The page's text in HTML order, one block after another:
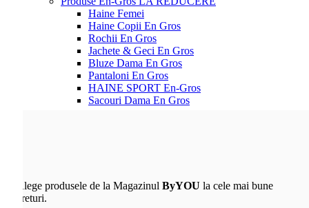
Haine Femei
Haine Copii En Gros
Rochii En Gros
Jachete & Geci En Gros
Bluze Dama En Gros
Pantaloni En Gros
HAINE SPORT En-Gros
Sacouri Dama En Gros
Alege produsele de la Magazinul ByYOU la cele mai bune
preturi.